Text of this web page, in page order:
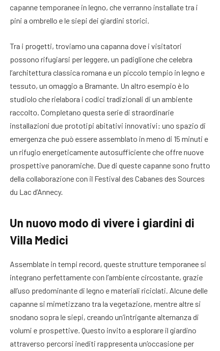
capanne temporanee in legno, che verranno installate tra i
pini a ombrello e le siepi dei giardini storici.
Tra i progetti, troviamo una capanna dove i visitatori
possono rifugiarsi per leggere, un padiglione che celebra
l’architettura classica romana e un piccolo tempio in legno e
tessuto, un omaggio a Bramante. Un altro esempio è lo
studiolo che rielabora i codici tradizionali di un ambiente
raccolto. Completano questa serie di straordinarie
installazioni due prototipi abitativi innovativi: uno spazio di
emergenza che può essere assemblato in meno di 15 minuti e
un rifugio energeticamente autosufficiente che offre nuove
prospettive panoramiche. Due di queste capanne sono frutto
della collaborazione con il Festival des Cabanes des Sources
du Lac d’Annecy.
Un nuovo modo di vivere i giardini di
Villa Medici
Assemblate in tempi record, queste strutture temporanee si
integrano perfettamente con l’ambiente circostante, grazie
all’uso predominante di legno e materiali riciclati. Alcune delle
capanne si mimetizzano tra la vegetazione, mentre altre si
snodano sopra le siepi, creando un’intrigante alternanza di
volumi e prospettive. Questo invito a esplorare il giardino
attraverso percorsi inediti rappresenta un’occasione per